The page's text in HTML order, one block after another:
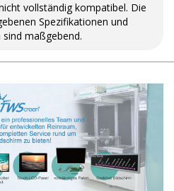
vollständig kompatibel. Die
Spezifikationen und
sind maßgebend.